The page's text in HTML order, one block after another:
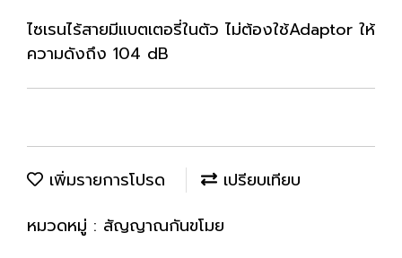
ไซเรนไร้สายมีแบตเตอรี่ในตัว ไม่ต้องใช้Adaptor ให้
ความดังถึง 104 dB
เพิ่มรายการโปรด
เปรียบเทียบ
หมวดหมู่ : สัญญาณกันขโมย